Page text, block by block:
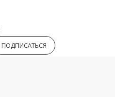
ПОДПИСАТЬСЯ